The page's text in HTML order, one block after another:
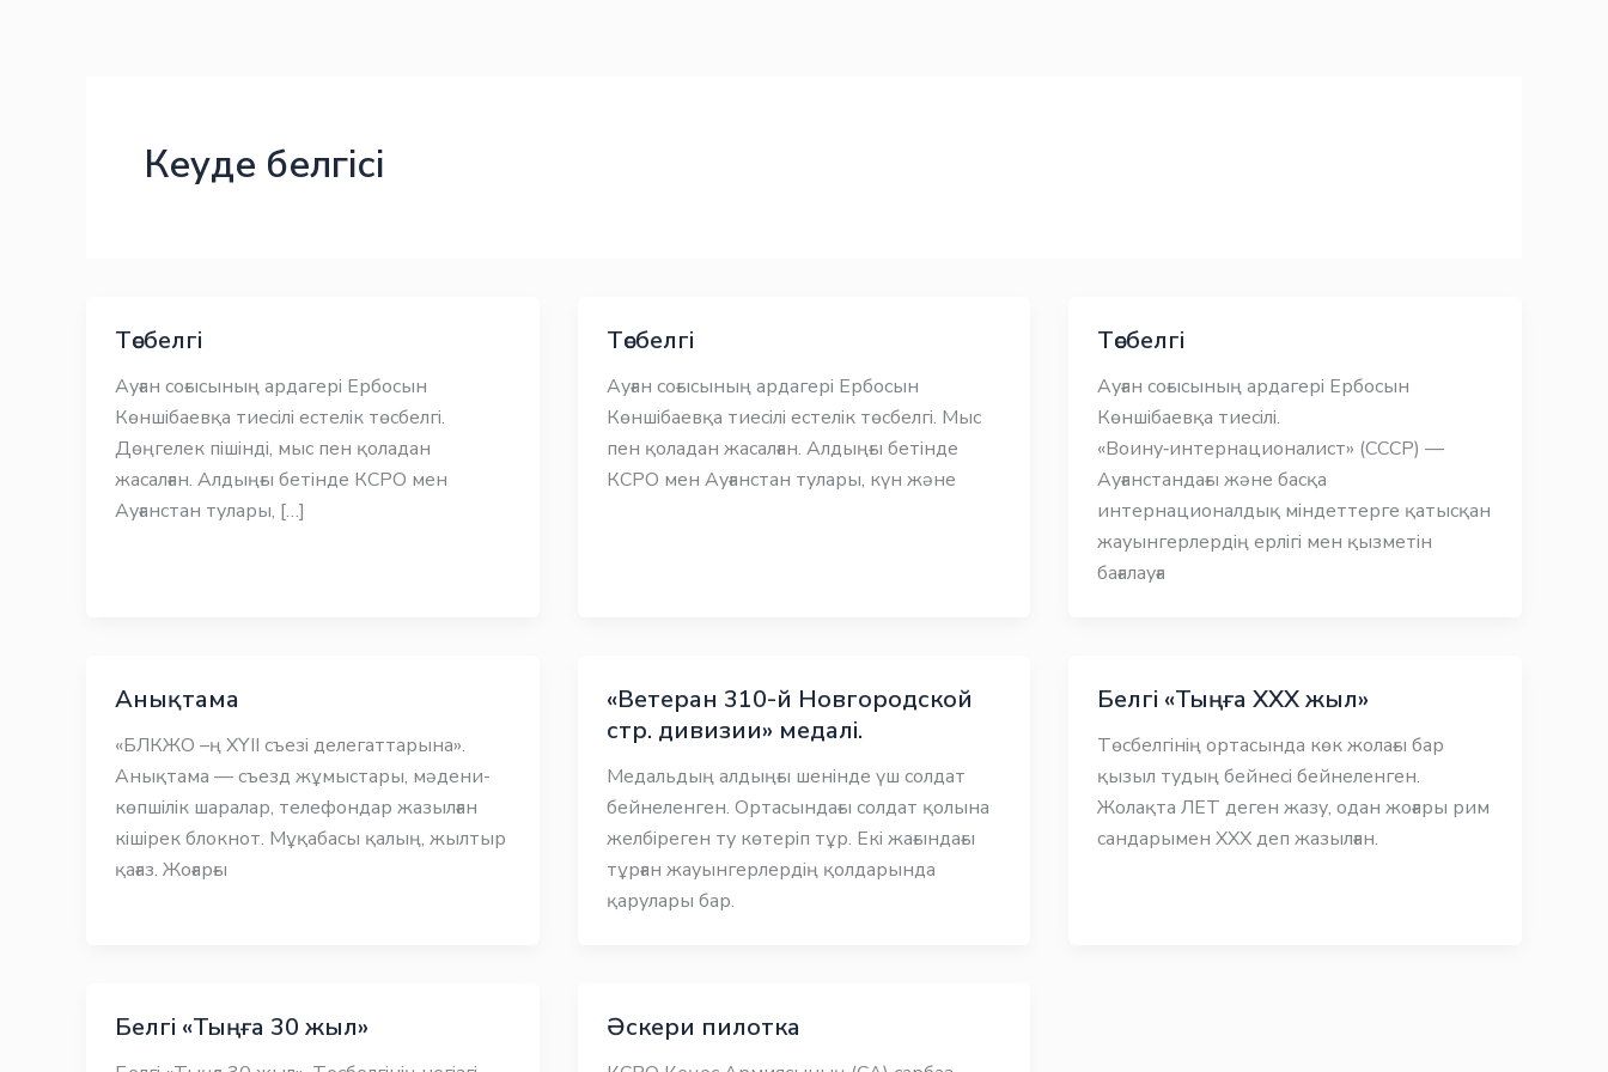
Кеуде белгісі
Төсбелгі
Ауған соғысының ардагері Ербосын
Көншібаевқа тиесілі естелік төсбелгі.
Дөңгелек пішінді, мыс пен қоладан
жасалған. Алдыңғы бетінде КСРО мен
Ауғанстан тулары, […]
Төсбелгі
Ауған соғысының ардагері Ербосын
Көншібаевқа тиесілі естелік төсбелгі. Мыс
пен қоладан жасалған. Алдыңғы бетінде
КСРО мен Ауғанстан тулары, күн және
Төсбелгі
Ауған соғысының ардагері Ербосын
Көншібаевқа тиесілі.
«Воину‑интернационалист» (СССР) —
Ауғанстандағы және басқа
интернационалдық міндеттерге қатысқан
жауынгерлердің ерлігі мен қызметін
бағалауға
Анықтама
«БЛКЖО –ң ХҮІІ съезі делегаттарына».
Анықтама — съезд жұмыстары, мәдени-
көпшілік шаралар, телефондар жазылған
кішірек блокнот. Мұқабасы қалың, жылтыр
қағаз. Жоғарғы
«Ветеран 310-й Новгородской
стр. дивизии» медалі.
Медальдың алдыңғы шенінде үш солдат
бейнеленген. Ортасындағы солдат қолына
желбіреген ту көтеріп тұр. Екі жағындағы
тұрған жауынгерлердің қолдарында
қарулары бар.
Белгі «Тыңға ХХХ жыл»
Төсбелгінің ортасында көк жолағы бар
қызыл тудың бейнесі бейнеленген.
Жолақта ЛЕТ деген жазу, одан жоғары рим
сандарымен ХХХ деп жазылған.
Белгі «Тыңға 30 жыл» Әскери пилотка